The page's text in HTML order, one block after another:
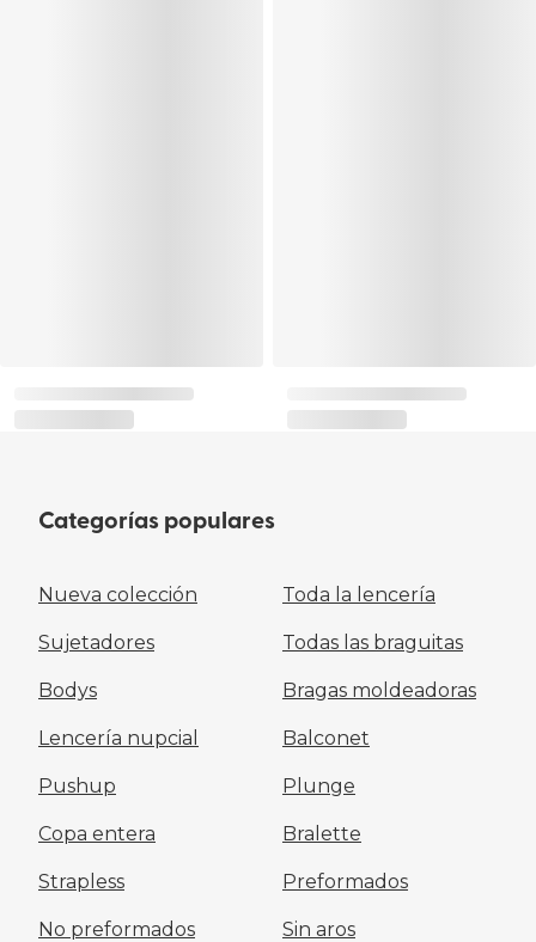
Categorías populares
Nueva colección Toda la lencería
Sujetadores Todas las braguitas
Bodys Bragas moldeadoras
Lencería nupcial Balconet
Pushup Plunge
Copa entera Bralette
Strapless Preformados
No preformados Sin aros